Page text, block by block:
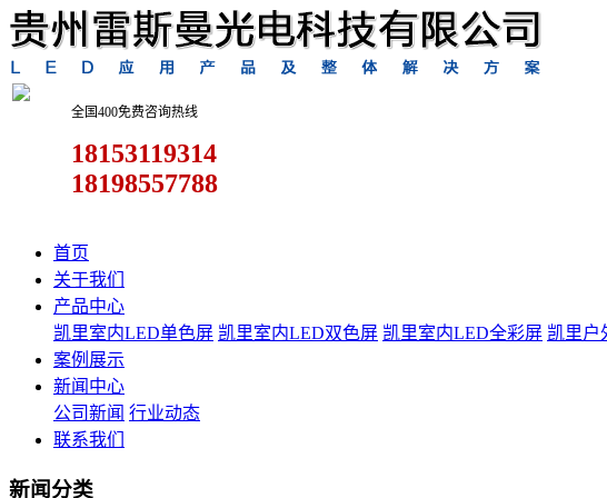
全国400免费咨询热线
18153119314
18198557788
首页
关于我们
产品中心
凯里室内LED单色屏 凯里室内LED双色屏 凯里室内LED全彩屏 凯里户
案例展示
新闻中心
公司新闻 行业动态
联系我们
新闻分类